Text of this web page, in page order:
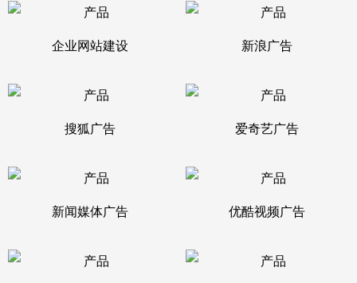
企业网站建设 新浪广告
搜狐广告 爱奇艺广告
新闻媒体广告 优酷视频广告